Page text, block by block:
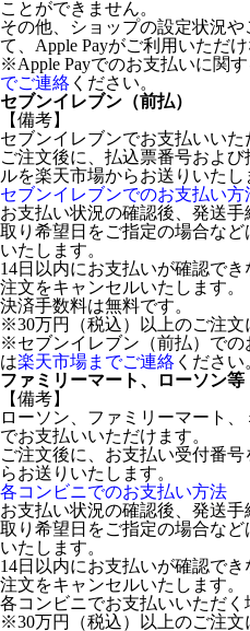
ことができません。
その他、ショップの設定状況
て、Apple Payがご利用いただ
※Apple Payでのお支払いに関
でご連絡 ください。
セブンイレブン（前払）
【備考】
セブンイレブンでお支払いいた
ご注文後に、払込票番号およ
ルを楽天市場からお送りいたし
セブンイレブンでのお支払い方
お支払い状況の確認後、発送
取り希望日をご指定の場合な
いたします。
14日以内にお支払いが確認で
注文をキャンセルいたします。
決済手数料は無料です。
※30万円（税込）以上のご注文
※セブンイレブン（前払）で
は楽天市場までご連絡 ください
ファミリーマート、ローソン等
【備考】
ローソン、ファミリーマート
でお支払いいただけます。
ご注文後に、お支払い受付番
らお送りいたします。
各コンビニでのお支払い方法
お支払い状況の確認後、発送
取り希望日をご指定の場合な
いたします。
14日以内にお支払いが確認で
注文をキャンセルいたします。
各コンビニでお支払いいただく
※30万円（税込）以上のご注文